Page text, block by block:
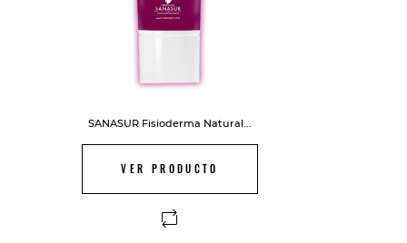
SANASUR Fisioderma Natural...
VER PRODUCTO